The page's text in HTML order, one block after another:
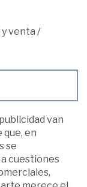
venta /
van
que, en
se
cuestiones